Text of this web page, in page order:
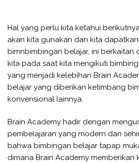
Hal yang perlu kita ketahui
akan kita gunakan dan kita
bimnbimbingan belajar, ini berkaitan
kita pada saat kita mengikuti
yang menjadi kelebihan Brain
belajar yang diberikan ketimbang
konvensional lainnya.
Brain Academy hadir dengan
pembelajaran yang modern dan
bahwa bimbingan belajar tapap
dimana Brain Academy memberikan